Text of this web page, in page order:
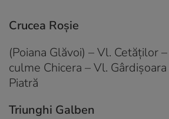
Crucea Roșie
(Poiana Glăvoi) – Vl. Cetăţilor
culme Chicera – Vl.
Piatră
Triunghi Galben